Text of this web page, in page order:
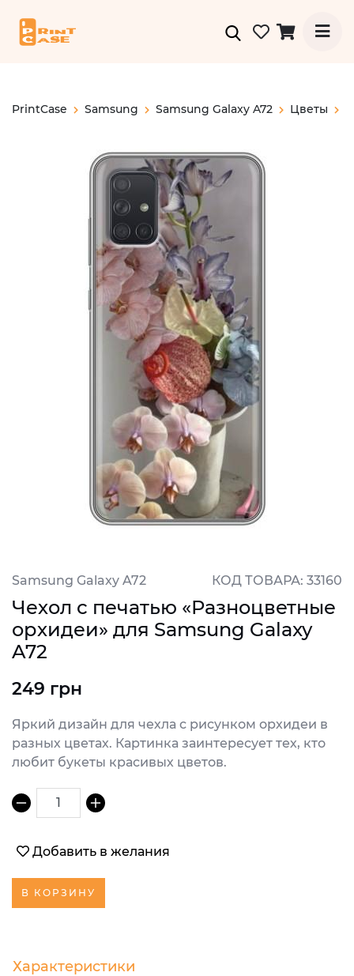
PrintCase Samsung Samsung Galaxy A72 Цветы
Samsung Galaxy A72 КОД ТОВАРА: 33160
Чехол с печатью «Разноцветные
орхидеи» для Samsung Galaxy
A72
249 грн
Яркий дизайн для чехла с рисунком орхидеи в
разных цветах. Картинка заинтересует тех, кто
любит букеты красивых цветов.
1
Добавить в желания
В КОРЗИНУ
Характеристики